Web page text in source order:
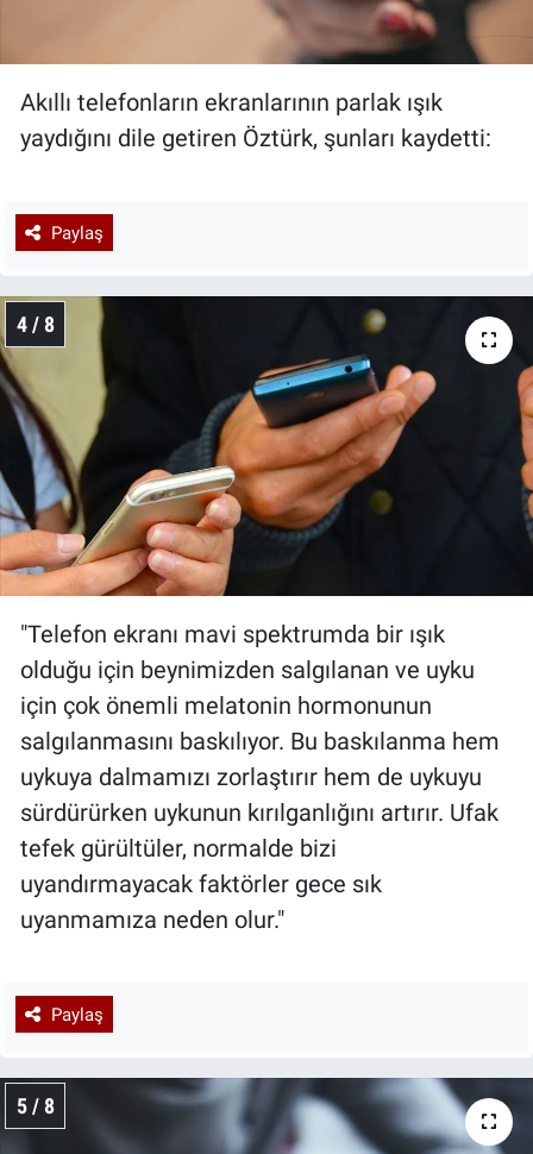
Akıllı telefonların ekranlarının parlak ışık
yaydığını dile getiren Öztürk, şunları kaydetti:
Paylaş
4 / 8
"Telefon ekranı mavi spektrumda bir ışık
olduğu için beynimizden salgılanan ve uyku
için çok önemli melatonin hormonunun
salgılanmasını baskılıyor. Bu baskılanma hem
uykuya dalmamızı zorlaştırır hem de uykuyu
sürdürürken uykunun kırılganlığını artırır. Ufak
tefek gürültüler, normalde bizi
uyandırmayacak faktörler gece sık
uyanmamıza neden olur."
Paylaş
5 / 8